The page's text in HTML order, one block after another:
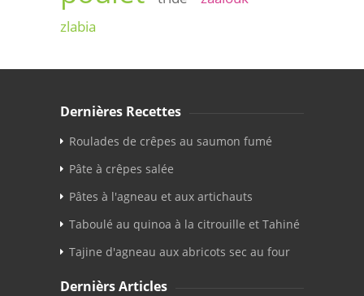
zlabia
Dernières Recettes
Roulades de crêpes au saumon fumé
Pâte à crêpes salée
Pâtes à l'agneau et aux artichauts
Taboulé au quinoa à la citrouille et Tahiné
Tajine d'agneau aux abricots sec au four
Dernièrs Articles